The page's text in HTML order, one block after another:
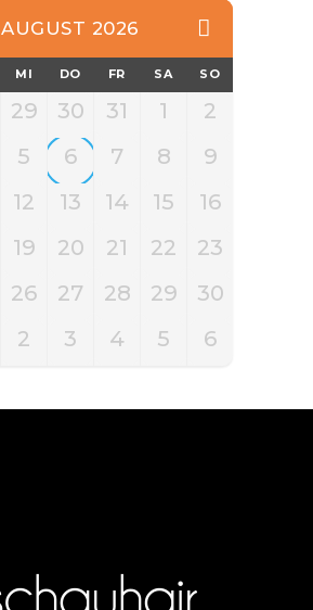
AUGUST 2026
MI DO FR SA SO
29 30 31 1
2
5 6 7 8
9
12 13 14 15
16
19 20 21 22
23
26 27 28 29
30
2 3 4 5 6